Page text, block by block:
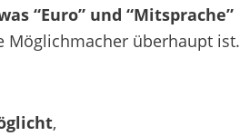
“Euro” und “Mitsprache”
Möglichmacher überhaupt ist.
,